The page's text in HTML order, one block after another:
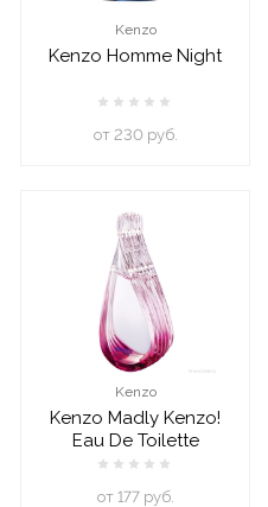
Kenzo
Kenzo Homme Night
oт 230 руб.
Kenzo
Kenzo Madly Kenzo!
Eau De Toilette
oт 177 руб.